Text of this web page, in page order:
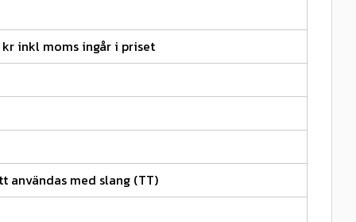
inkl moms ingår i priset
användas med slang (TT)